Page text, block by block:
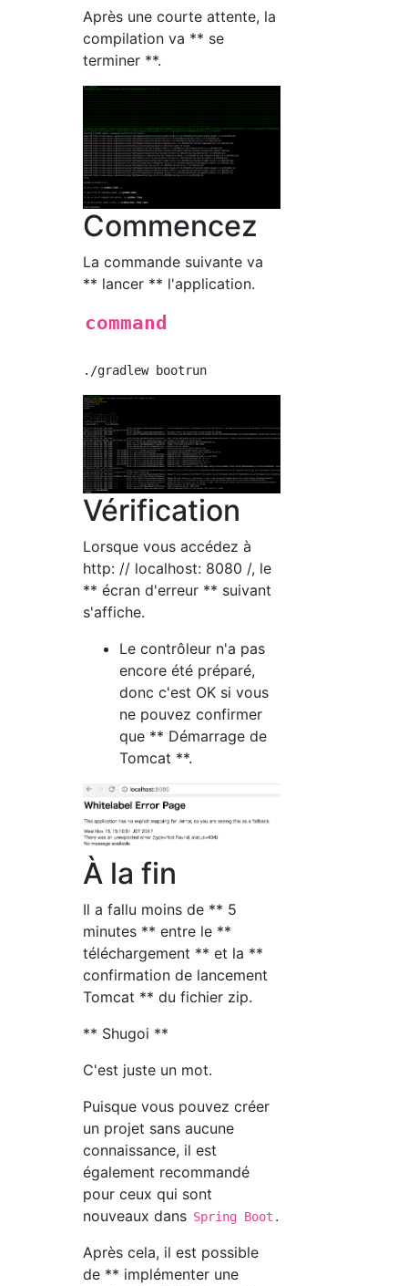
Après une courte attente, la
compilation va ** se
terminer **.
Commencez
La commande suivante va
** lancer ** l'application.
command
Vérification
Lorsque vous accédez à
http: // localhost: 8080 /, le
** écran d'erreur ** suivant
s'affiche.
Le contrôleur n'a pas
encore été préparé,
donc c'est OK si vous
ne pouvez confirmer
que ** Démarrage de
Tomcat **.
À la fin
Il a fallu moins de ** 5
minutes ** entre le **
téléchargement ** et la **
confirmation de lancement
Tomcat ** du fichier zip.
** Shugoi **
C'est juste un mot.
Puisque vous pouvez créer
un projet sans aucune
connaissance, il est
également recommandé
pour ceux qui sont
nouveaux dans Spring Boot .
Après cela, il est possible
de ** implémenter une